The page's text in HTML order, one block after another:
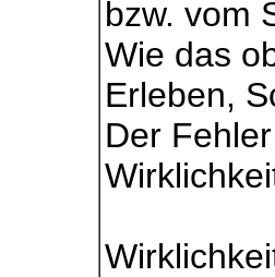
bzw. vom
Wie das
Erleben,
Der